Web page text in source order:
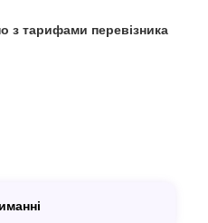
з тарифами перевізника